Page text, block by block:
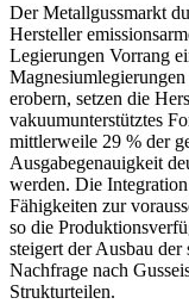
Der Metallgussmarkt
Hersteller
Legierungen Vorrang
erobern, setzen die
vakuumunterstütztes
mittlerweile 29 % der
Ausgabegenauigkeit
werden. Die
Fähigkeiten zur
so die
steigert der Ausbau
Nachfrage nach
Strukturteilen.